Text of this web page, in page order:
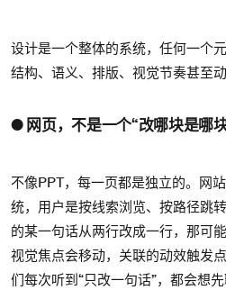
设计是一个整体的系统，任何一个
结构、语义、排版、视觉节奏甚至动
● 网页，不是一个“改哪块是哪
不像PPT，每一页都是独立的。网
统，用户是按线索浏览、按路径跳
的某一句话从两行改成一行，那可
视觉焦点会移动，关联的动效触发
们每次听到“只改一句话”，都会想